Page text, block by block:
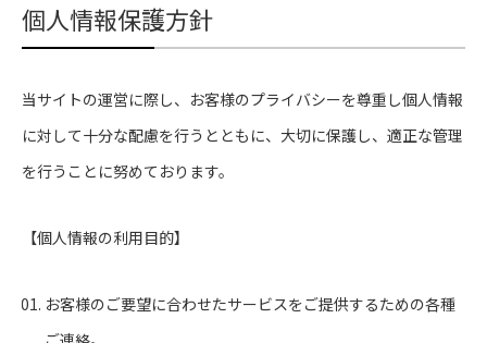
個人情報保護方針
当サイトの運営に際し、お客様のプライバシーを尊重し個人情報
に対して十分な配慮を行うとともに、大切に保護し、適正な管理
を行うことに努めております。
【個人情報の利用目的】
お客様のご要望に合わせたサービスをご提供するための各種